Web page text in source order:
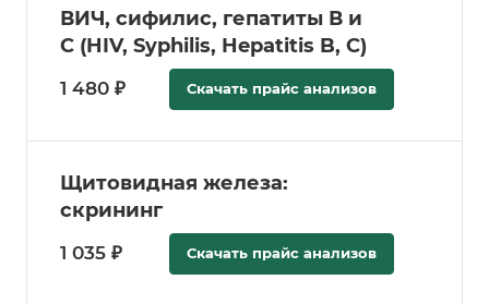
ВИЧ, сифилис, гепатиты В и
С (HIV, Syphilis, Hepatitis B, C)
1 480 ₽ Скачать прайс анализов
Щитовидная железа:
скрининг
1 035 ₽ Скачать прайс анализов